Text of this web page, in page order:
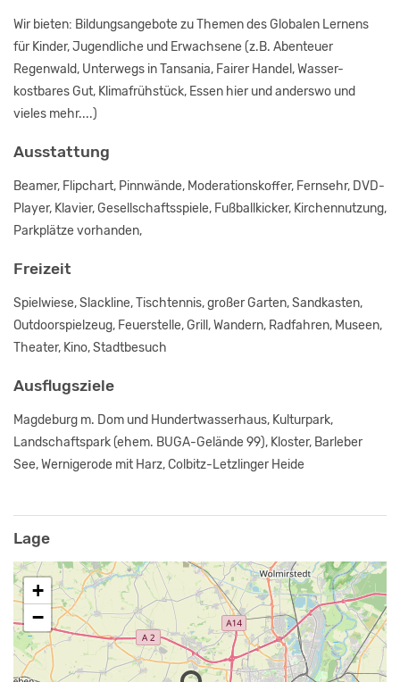
Wir bieten: Bildungsangebote zu Themen des Globalen Lernens
für Kinder, Jugendliche und Erwachsene (z.B. Abenteuer
Regenwald, Unterwegs in Tansania, Fairer Handel, Wasser-
kostbares Gut, Klimafrühstück, Essen hier und anderswo und
vieles mehr....)
Ausstattung
Beamer, Flipchart, Pinnwände, Moderationskoffer, Fernsehr, DVD-
Player, Klavier, Gesellschaftsspiele, Fußballkicker, Kirchennutzung,
Parkplätze vorhanden,
Freizeit
Spielwiese, Slackline, Tischtennis, großer Garten, Sandkasten,
Outdoorspielzeug, Feuerstelle, Grill, Wandern, Radfahren, Museen,
Theater, Kino, Stadtbesuch
Ausflugsziele
Magdeburg m. Dom und Hundertwasserhaus, Kulturpark,
Landschaftspark (ehem. BUGA-Gelände 99), Kloster, Barleber
See, Wernigerode mit Harz, Colbitz-Letzlinger Heide
Lage
+
−